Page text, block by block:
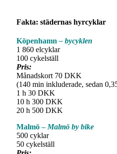
Fakta: städernas hyrcyklar
Köpenhamn– bycyklen
1 860 elcyklar
100 cykelställ
Pris:
Månadskort 70 DKK
(140 min inkluderade, sedan
1 h 30 DKK
10 h 300 DKK
20 h 500 DKK
Malmö – Malmö by bike
500 cyklar
50 cykelställ